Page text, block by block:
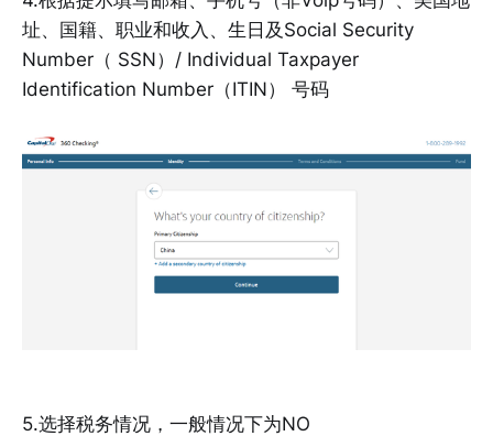
址、国籍、职业和收入、生日及Social Security
Number（ SSN）/ Individual Taxpayer
Identification Number（ITIN） 号码
5.选择税务情况，一般情况下为NO